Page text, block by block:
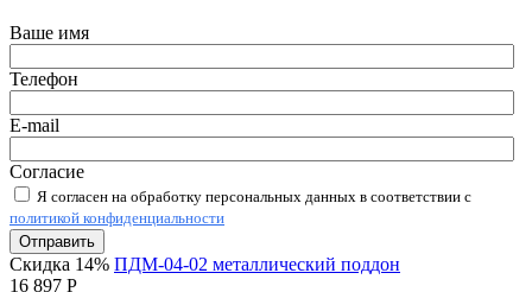
Ваше имя
Телефон
E-mail
Согласие
Я согласен на обработку персональных данных в соответствии с
политикой конфиденциальности
Отправить
Скидка 14% ПДМ-04-02 металлический поддон
16 897 Р